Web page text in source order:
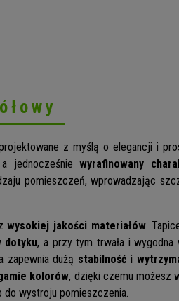
z myślą o elegancji i
jednocześniewyrafinowany
pomieszczeń, wprowadzając
zwysokiej jakości materiałów.
dotyku, a przy tym trwała i wygodna
zapewnia dużą stabilność i
kolorów, dzięki czemu możesz
do wystroju pomieszczenia.